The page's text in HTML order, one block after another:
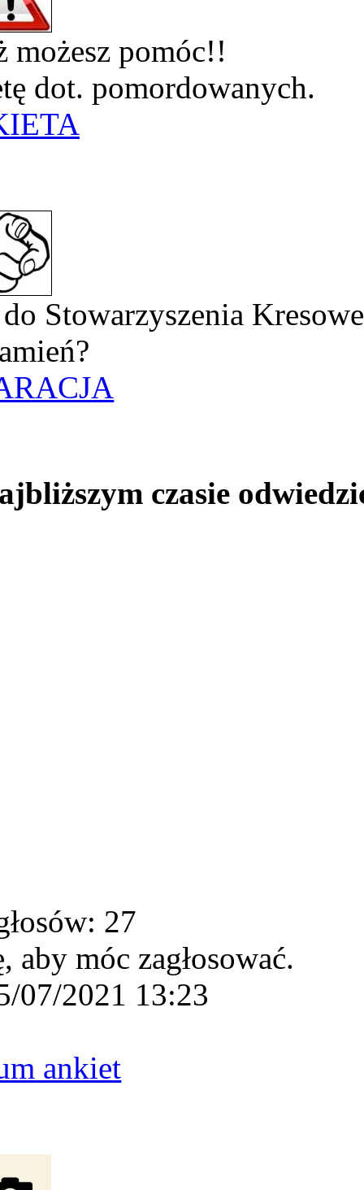
możesz pomóc!!
dot. pomordowanych.
Stowarzyszenia
czasie
27
aby móc zagłosować.
07/2021 13:23
ankiet